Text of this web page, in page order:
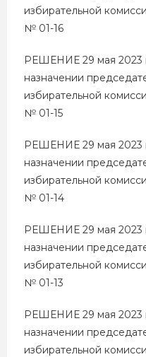
избирательной
№ 01-16
РЕШЕНИЕ 29 мая
назначении
избирательной
№ 01-15
РЕШЕНИЕ 29 мая
назначении
избирательной
№ 01-14
РЕШЕНИЕ 29 мая
назначении
избирательной
№ 01-13
РЕШЕНИЕ 29 мая
назначении
избирательной